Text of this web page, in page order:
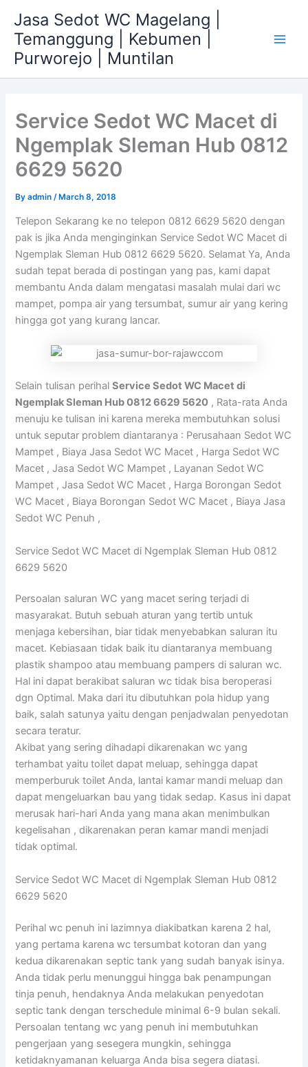
content
Jasa Sedot WC Magelang |
Temanggung | Kebumen |
Purworejo | Muntilan
Service Sedot WC Macet di
Ngemplak Sleman Hub 0812
6629 5620
Byadmin/ March 8, 2018
Telepon Sekarang ke no telepon 0812 6629 5620 dengan
pak is jika Anda menginginkan Service Sedot WC Macet di
Ngemplak Sleman Hub 0812 6629 5620. Selamat Ya, Anda
sudah tepat berada di postingan yang pas, kami dapat
membantu Anda dalam mengatasi masalah mulai dari wc
mampet, pompa air yang tersumbat, sumur air yang kering
hingga got yang kurang lancar.
Selain tulisan perihalService Sedot WC Macet di
Ngemplak Sleman Hub 0812 6629 5620 , Rata-rata Anda
menuju ke tulisan ini karena mereka membutuhkan solusi
untuk seputar problem diantaranya : Perusahaan Sedot WC
Mampet , Biaya Jasa Sedot WC Macet , Harga Sedot WC
Macet , Jasa Sedot WC Mampet , Layanan Sedot WC
Mampet , Jasa Sedot WC Macet , Harga Borongan Sedot
WC Macet , Biaya Borongan Sedot WC Macet , Biaya Jasa
Sedot WC Penuh ,
Service Sedot WC Macet di Ngemplak Sleman Hub 0812
6629 5620
Persoalan saluran WC yang macet sering terjadi di
masyarakat. Butuh sebuah aturan yang tertib untuk
menjaga kebersihan, biar tidak menyebabkan saluran itu
macet. Kebiasaan tidak baik itu diantaranya membuang
plastik shampoo atau membuang pampers di saluran wc.
Hal ini dapat berakibat saluran wc tidak bisa beroperasi
dgn Optimal. Maka dari itu dibutuhkan pola hidup yang
baik, salah satunya yaitu dengan penjadwalan penyedotan
secara teratur.
Akibat yang sering dihadapi dikarenakan wc yang
terhambat yaitu toilet dapat meluap, sehingga dapat
memperburuk toilet Anda, lantai kamar mandi meluap dan
dapat mengeluarkan bau yang tidak sedap. Kasus ini dapat
merusak hari-hari Anda yang mana akan menimbulkan
kegelisahan , dikarenakan peran kamar mandi menjadi
tidak optimal.
Service Sedot WC Macet di Ngemplak Sleman Hub 0812
6629 5620
Perihal wc penuh ini lazimnya diakibatkan karena 2 hal,
yang pertama karena wc tersumbat kotoran dan yang
kedua dikarenakan septic tank yang sudah banyak isinya.
Anda tidak perlu menunggui hingga bak penampungan
tinja penuh, hendaknya Anda melakukan penyedotan
septic tank dengan terschedule minimal 6-9 bulan sekali.
Persoalan tentang wc yang penuh ini membutuhkan
pengerjaan yang sesegera mungkin, sehingga
ketidaknyamanan keluarga Anda bisa segera diatasi.